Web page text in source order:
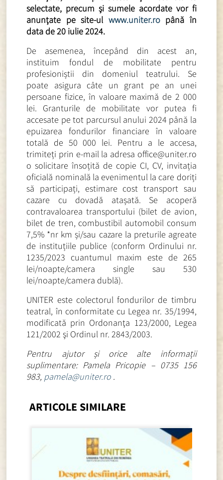
selectate, precum şi sumele acordate vor fi
anunţate pe site-ul www.uniter.ro până în
data de 20 iulie 2024.
De asemenea, începând din acest an,
instituim fondul de mobilitate pentru
profesioniștii din domeniul teatrului. Se
poate asigura câte un grant pe an unei
persoane fizice, în valoare maximă de 2 000
lei. Granturile de mobilitate vor putea fi
accesate pe tot parcursul anului 2024 până la
epuizarea fondurilor financiare în valoare
totală de 50 000 lei. Pentru a le accesa,
trimiteți prin e-mail la adresa office@uniter.ro
o solicitare însoțită de copie CI, CV, invitația
oficială nominală la evenimentul la care doriți
să participați, estimare cost transport sau
cazare cu dovadă atașată. Se acoperă
contravaloarea transportului (bilet de avion,
bilet de tren, combustibil automobil consum
7,5% *nr km și/sau cazare la preturile agreate
de instituțiile publice (conform Ordinului nr.
1235/2023 cuantumul maxim este de 265
lei/noapte/camera single sau 530
lei/noapte/camera dublă).
UNITER este colectorul fondurilor de timbru
teatral, în conformitate cu Legea nr. 35/1994,
modificată prin Ordonanţa 123/2000, Legea
121/2002 şi Ordinul nr. 2843/2003.
Pentru ajutor și orice alte informații
suplimentare: Pamela Pricopie – 0735 156
983, pamela@uniter.ro .
ARTICOLE SIMILARE